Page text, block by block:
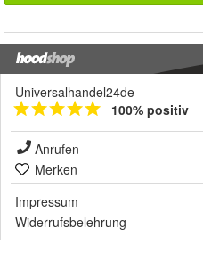
Universalhandel24de
100% positiv
Anrufen
Merken
Impressum
Widerrufsbelehrung